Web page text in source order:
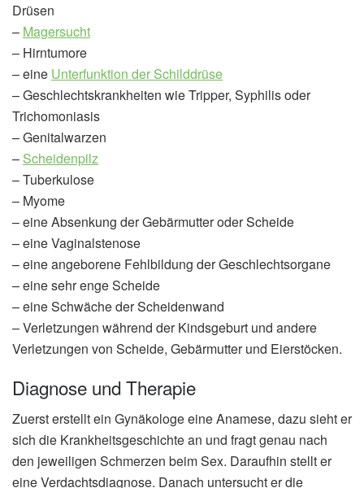
Drüsen
– Magersucht
– Hirntumore
– eine Unterfunktion der Schilddrüse
– Geschlechtskrankheiten wie Tripper, Syphilis oder
Trichomoniasis
– Genitalwarzen
– Scheidenpilz
– Tuberkulose
– Myome
– eine Absenkung der Gebärmutter oder Scheide
– eine Vaginalstenose
– eine angeborene Fehlbildung der Geschlechtsorgane
– eine sehr enge Scheide
– eine Schwäche der Scheidenwand
– Verletzungen während der Kindsgeburt und andere
Verletzungen von Scheide, Gebärmutter und Eierstöcken.
Diagnose und Therapie
Zuerst erstellt ein Gynäkologe eine Anamese, dazu sieht er
sich die Krankheitsgeschichte an und fragt genau nach
den jeweiligen Schmerzen beim Sex. Daraufhin stellt er
eine Verdachtsdiagnose. Danach untersucht er die